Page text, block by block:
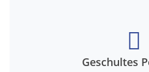
Geschultes